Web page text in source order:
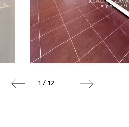
1 / 12